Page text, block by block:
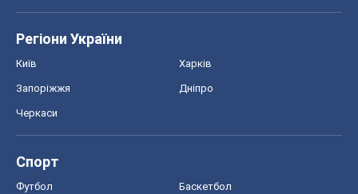
Регіони України
Київ Харків
Запоріжжя Дніпро
Черкаси
Спорт
Футбол Баскетбол